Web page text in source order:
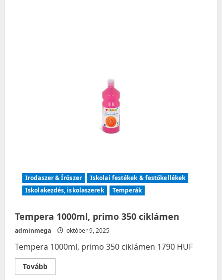
Irodaszer & Írószer
Iskolai festékek & festőkellékek
Iskolakezdés, iskolaszerek
Temperák
Tempera 1000ml, primo 350 ciklámen
adminmega október 9, 2025
Tempera 1000ml, primo 350 ciklámen 1790 HUF
TovábbRead
more